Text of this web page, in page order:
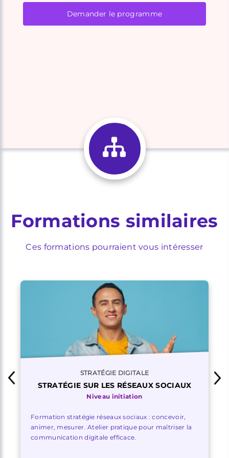
Demander le programme
Formations similaires
Ces formations pourraient vous intéresser
STRATÉGIE DIGITALE
STRATÉGIE SUR LES RÉSEAUX SOCIAUX
Niveau initiation
Formation stratégie réseaux sociaux : concevoir,
animer, mesurer. Atelier pratique pour maîtriser la
communication digitale efficace.